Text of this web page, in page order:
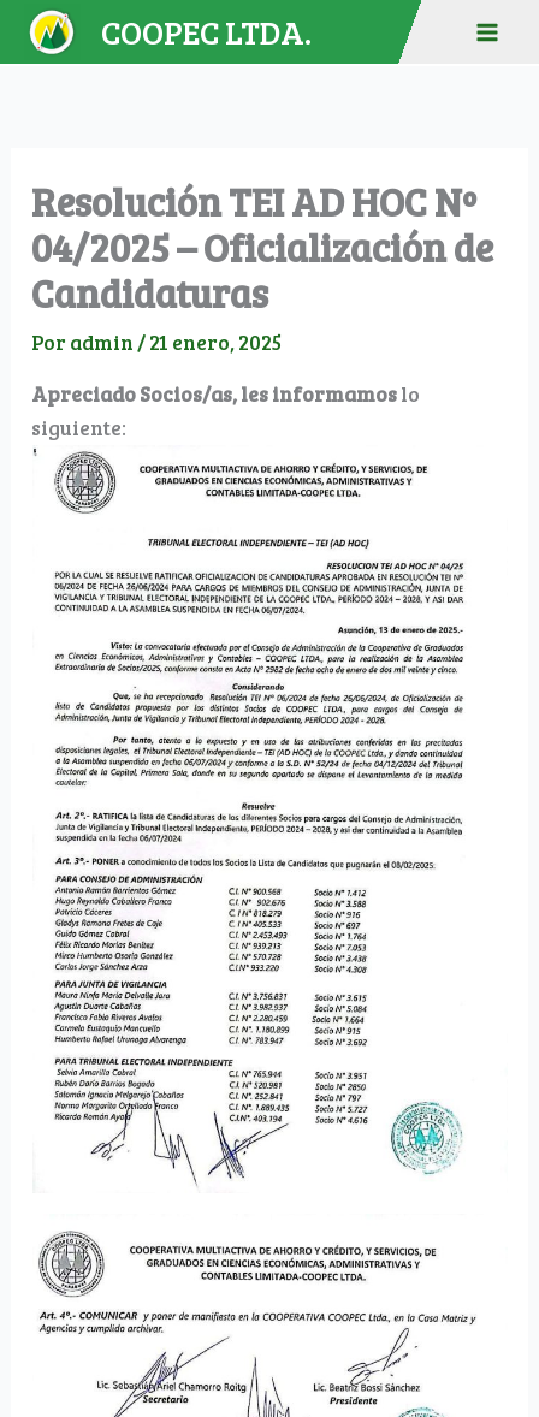
COOPEC LTDA.
Resolución TEI AD HOC Nº
04/2025 – Oficialización de
Candidaturas
Por admin /21 enero, 2025
Apreciado Socios/as, les informamoslo
siguiente: